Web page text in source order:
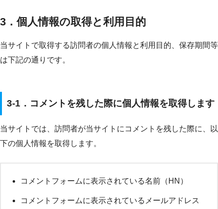
3．個人情報の取得と利用目的
当サイトで取得する訪問者の個人情報と利用目的、保存期間等
は下記の通りです。
3-1．コメントを残した際に個人情報を取得します
当サイトでは、訪問者が当サイトにコメントを残した際に、以
下の個人情報を取得します。
コメントフォームに表示されている名前（HN）
コメントフォームに表示されているメールアドレス